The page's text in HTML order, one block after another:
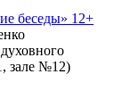
беседы» 12+
зале №12)